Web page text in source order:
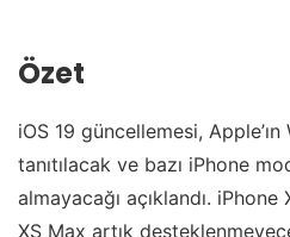
Özet
iOS 19 güncellemesi,
tanıtılacak ve bazı iPhone
almayacağı açıklandı.
XS Max artık